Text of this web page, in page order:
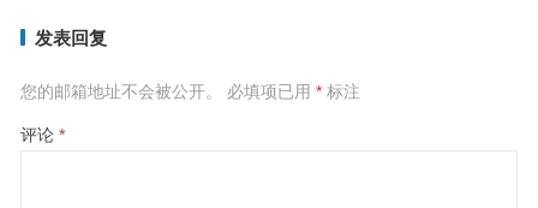
发表回复
您的邮箱地址不会被公开。 必填项已用 *标注
评论 *